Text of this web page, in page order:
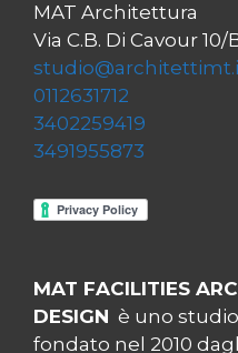
MAT Architettura
Via C.B. Di Cavour 10/
0112631712
3402259419
3491955873
MAT FACILITIES
DESIGN è uno
fondato nel 2010